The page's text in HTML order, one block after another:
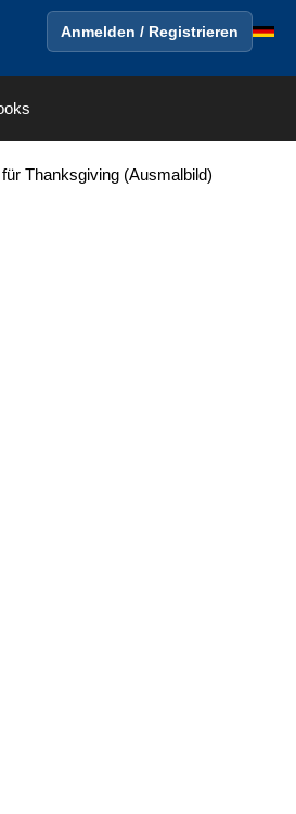
Anmelden / Registrieren
Thanksgiving (Ausmalbild)